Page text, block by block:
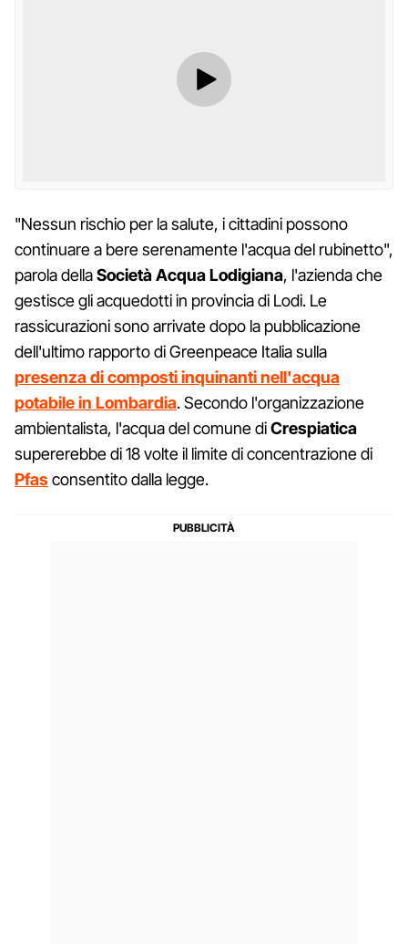
"Nessun rischio per la salute, i cittadini possono
continuare a bere serenamente l'acqua del rubinetto",
parola dellaSocietà Acqua Lodigiana, l'azienda che
gestisce gli acquedotti in provincia di Lodi. Le
rassicurazioni sono arrivate dopo la pubblicazione
dell'ultimo rapporto di Greenpeace Italia sulla
presenza di composti inquinanti nell'acqua
potabile in Lombardia. Secondo l'organizzazione
ambientalista, l'acqua del comune diCrespiatica
supererebbe di 18 volte il limite di concentrazione di
Pfasconsentito dalla legge.